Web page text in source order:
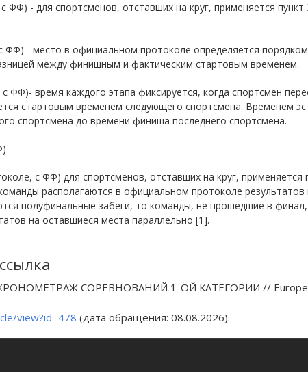
ФФ) - для спортсменов, отставших на круг, применяется
ФФ) - место в официальном протоколе определяется
между финишным и фактическим стартовым временем.
ФФ)- время каждого этапа фиксируется, когда спортсмен
стартовым временем следующего спортсмена. Временем
спортсмена до времени финиша последнего спортсмена.
с ФФ) для спортсменов, отставших на круг, применяется
располагаются в официальном протоколе результатов
полуфинальные забеги, то команды, не прошедшие в
на оставшиеся места параллельно [1].
СОРЕВНОВАНИЙ 1-ОЙ КАТЕГОРИИ //
view?id=478 (дата обращения: 08.08.2026).